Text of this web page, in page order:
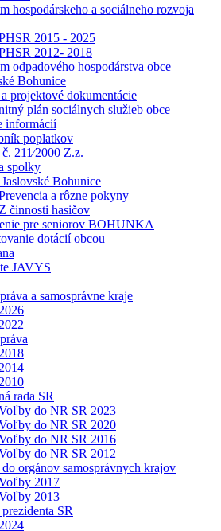
hospodárskeho a sociálneho rozvoja
2015 - 2025
2012- 2018
odpadového hospodárstva obce
Bohunice
projektové dokumentácie
plán sociálnych služieb obce
informácií
poplatkov
211⁄2000 Z.z.
spolky
Bohunice
a rôzne pokyny
Z činnosti hasičov
pre seniorov BOHUNKA
dotácií obcou
JAVYS
a samosprávne kraje
2026
2022
2018
2014
2010
rada SR
do NR SR 2023
do NR SR 2020
do NR SR 2016
do NR SR 2012
orgánov samosprávnych krajov
2017
2013
SR
2024